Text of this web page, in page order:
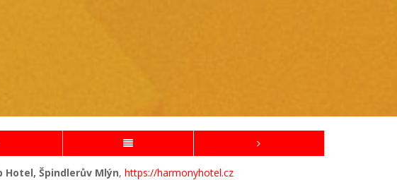
Hotel, Špindlerův Mlýn, https://harmonyhotel.cz